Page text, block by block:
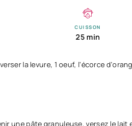
CUISSON
25 min
la levure, 1 oeuf, l'écorce
une pâte granuleuse. versez le lait